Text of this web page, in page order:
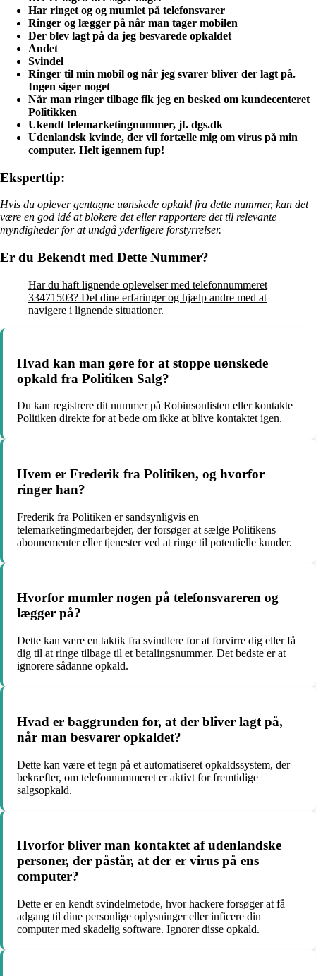
Har ringet og og mumlet på telefonsvarer
Ringer og lægger på når man tager mobilen
Der blev lagt på da jeg besvarede opkaldet
Andet
Svindel
Ringer til min mobil og når jeg svarer bliver der lagt på.
Ingen siger noget
Når man ringer tilbage fik jeg en besked om kundecenteret
Politikken
Ukendt telemarketingnummer, jf. dgs.dk
Udenlandsk kvinde, der vil fortælle mig om virus på min
computer. Helt igennem fup!
Eksperttip:
Hvis du oplever gentagne uønskede opkald fra dette nummer, kan det
være en god idé at blokere det eller rapportere det til relevante
myndigheder for at undgå yderligere forstyrrelser.
Er du Bekendt med Dette Nummer?
Har du haft lignende oplevelser med telefonnummeret
33471503? Del dine erfaringer og hjælp andre med at
navigere i lignende situationer.
Hvad kan man gøre for at stoppe uønskede
opkald fra Politiken Salg?
Du kan registrere dit nummer på Robinsonlisten eller kontakte
Politiken direkte for at bede om ikke at blive kontaktet igen.
Hvem er Frederik fra Politiken, og hvorfor
ringer han?
Frederik fra Politiken er sandsynligvis en
telemarketingmedarbejder, der forsøger at sælge Politikens
abonnementer eller tjenester ved at ringe til potentielle kunder.
Hvorfor mumler nogen på telefonsvareren og
lægger på?
Dette kan være en taktik fra svindlere for at forvirre dig eller få
dig til at ringe tilbage til et betalingsnummer. Det bedste er at
ignorere sådanne opkald.
Hvad er baggrunden for, at der bliver lagt på,
når man besvarer opkaldet?
Dette kan være et tegn på et automatiseret opkaldssystem, der
bekræfter, om telefonnummeret er aktivt for fremtidige
salgsopkald.
Hvorfor bliver man kontaktet af udenlandske
personer, der påstår, at der er virus på ens
computer?
Dette er en kendt svindelmetode, hvor hackere forsøger at få
adgang til dine personlige oplysninger eller inficere din
computer med skadelig software. Ignorer disse opkald.